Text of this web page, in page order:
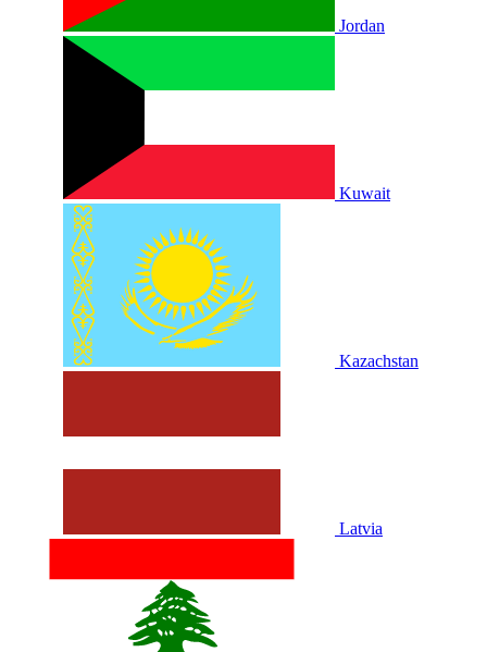
Jordan
Kuwait
Kazachstan
Latvia